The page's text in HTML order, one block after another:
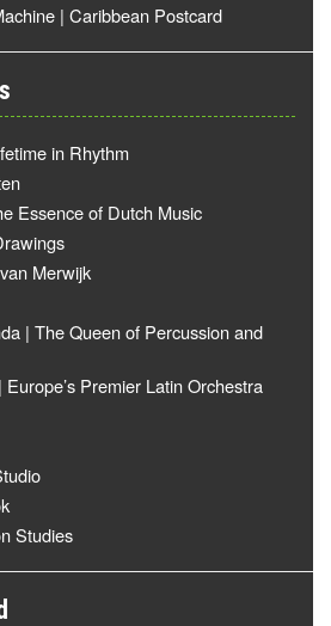
| Caribbean Postcard
in Rhythm
Essence of Dutch Music
Merwijk
| The Queen of Percussion and
Premier Latin Orchestra
Studies